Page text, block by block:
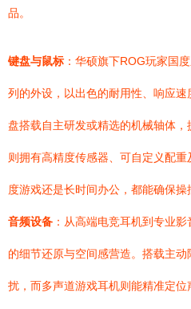
品。
键盘与鼠标 ：华硕旗下ROG玩家国
列的外设，以出色的耐用性、响应
盘搭载自主研发或精选的机械轴体
则拥有高精度传感器、可自定义配
度游戏还是长时间办公，都能确保操
音频设备 ：从高端电竞耳机到专业
的细节还原与空间感营造。搭载主
扰，而多声道游戏耳机则能精准定位